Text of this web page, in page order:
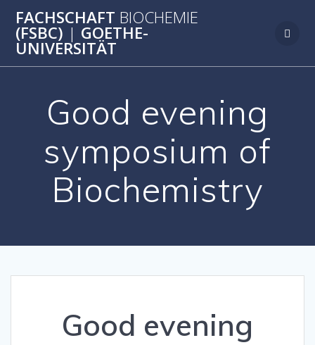
Inhalt
FACHSCHAFT BIOCHEMIE
(FSBC) | GOETHE-
UNIVERSITÄT
Good evening
symposium of
Biochemistry
Good evening